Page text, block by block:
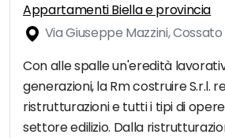
Appartamenti Biella e provincia
Via Giuseppe Mazzini, Cossato
Con alle spalle un'eredità
generazioni, la Rm costruire S.r.l.
ristrutturazioni e tutti i tipi di
settore edilizio. Dalla